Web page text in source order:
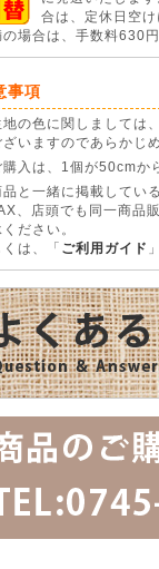
合は、定休日空
の場合は、手数料630
事項
の色に関しましては
ざいますのであらかじ
入は、1個が50cmか
と一緒に掲載してい
、店頭でも同一商品
ください。
は、「 ご利用ガイド